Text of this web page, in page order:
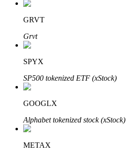
Leningen
Door crypto ondersteunde leenservice
Auto Invest
GRVT
Grvt
SPYX
SP500 tokenized ETF (xStock)
GOOGLX
Alphabet tokenized stock (xStock)
METAX